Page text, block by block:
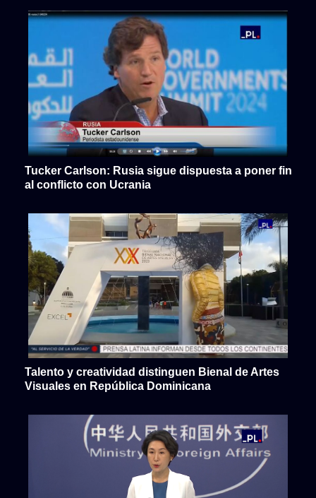
Tucker Carlson: Rusia sigue dispuesta a poner fin
al conflicto con Ucrania
Talento y creatividad distinguen Bienal de Artes
Visuales en República Dominicana